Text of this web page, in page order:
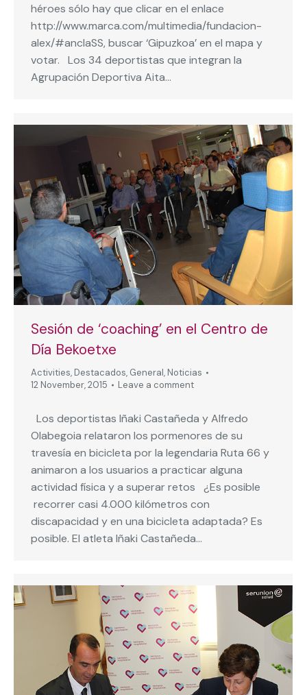
héroes sólo hay que clicar en el enlace
http://www.marca.com/multimedia/fundacion-
alex/#anclaSS, buscar ‘Gipuzkoa’ en el mapa y
votar. Los 34 deportistas que integran la
Agrupación Deportiva Aita…
Sesión de ‘coaching’ en el Centro de
Día Bekoetxe
Activities, Destacados, General, Noticias
12 November, 2015
Leave a comment
Los deportistas Iñaki Castañeda y Alfredo
Olabegoia relataron los pormenores de su
travesía en bicicleta por la legendaria Ruta 66 y
animaron a los usuarios a practicar alguna
actividad física y a superar retos ¿Es posible
recorrer casi 4.000 kilómetros con
discapacidad y en una bicicleta adaptada? Es
posible. El atleta Iñaki Castañeda…